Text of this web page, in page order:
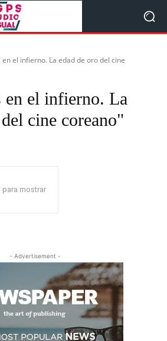
en el infierno. La edad de oro del cine
en el infierno. La
cine coreano"
para mostrar
- Advertisement -